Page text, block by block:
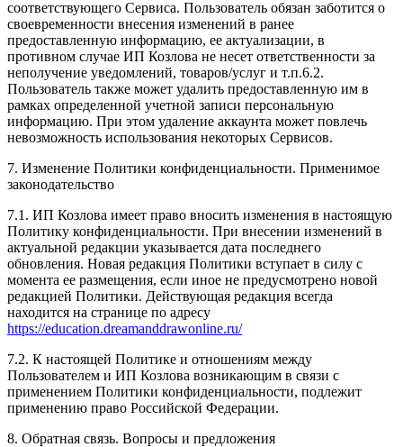
соответствующего Сервиса. Пользователь обязан заботится о
своевременности внесения изменений в ранее
предоставленную информацию, ее актуализации, в
противном случае ИП Козлова не несет ответственности за
неполучение уведомлений, товаров/услуг и т.п.6.2.
Пользователь также может удалить предоставленную им в
рамках определенной учетной записи персональную
информацию. При этом удаление аккаунта может повлечь
невозможность использования некоторых Сервисов.
7. Изменение Политики конфиденциальности. Применимое
законодательство
7.1. ИП Козлова имеет право вносить изменения в настоящую
Политику конфиденциальности. При внесении изменений в
актуальной редакции указывается дата последнего
обновления. Новая редакция Политики вступает в силу с
момента ее размещения, если иное не предусмотрено новой
редакцией Политики. Действующая редакция всегда
находится на странице по адресу
https://education.dreamanddrawonline.ru/
7.2. К настоящей Политике и отношениям между
Пользователем и ИП Козлова возникающим в связи с
применением Политики конфиденциальности, подлежит
применению право Российской Федерации.
8. Обратная связь. Вопросы и предложения